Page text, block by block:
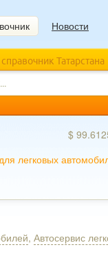
Новости
Татарстана
$
легковых
, Автосервис